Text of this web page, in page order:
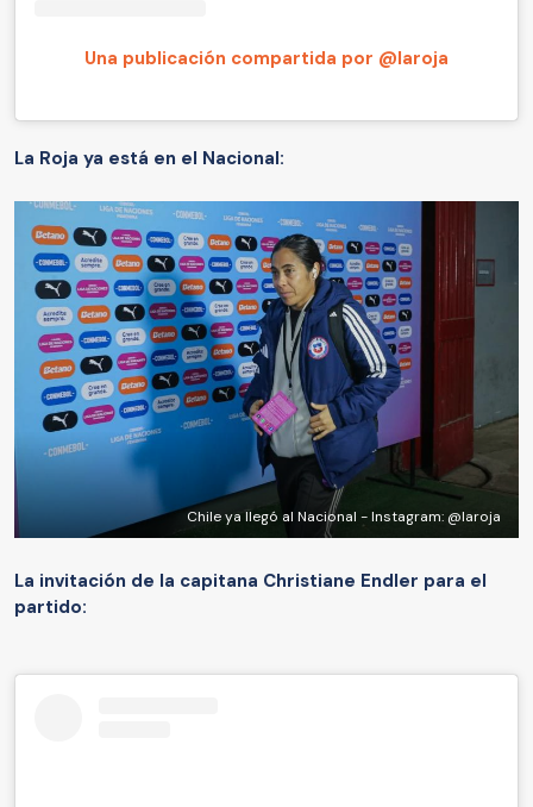
Una publicación compartida por @laroja
La Roja ya está en el Nacional:
Chile ya llegó al Nacional - Instagram: @laroja
La invitación de la capitana Christiane Endler para el
partido: